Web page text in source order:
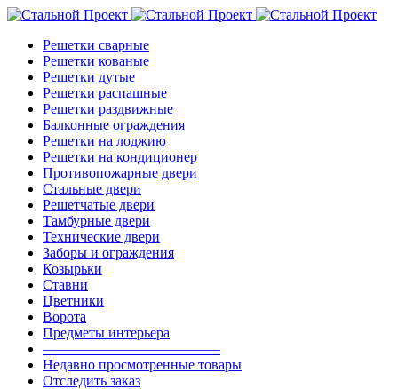
Решетки сварные
Решетки кованые
Решетки дутые
Решетки распашные
Решетки раздвижные
Балконные ограждения
Решетки на лоджию
Решетки на кондиционер
Противопожарные двери
Стальные двери
Решетчатые двери
Тамбурные двери
Технические двери
Заборы и ограждения
Козырьки
Ставни
Цветники
Ворота
Предметы интерьера
————————————–
Недавно просмотренные товары
Отследить заказ